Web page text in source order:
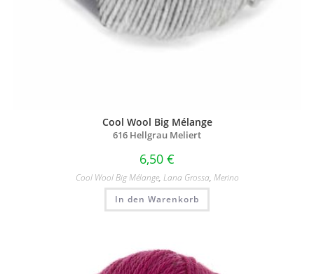
Cool Wool Big Mélange
616 Hellgrau Meliert
6,50 €
Cool Wool Big Mélange, Lana Grossa, Merino
In den Warenkorb